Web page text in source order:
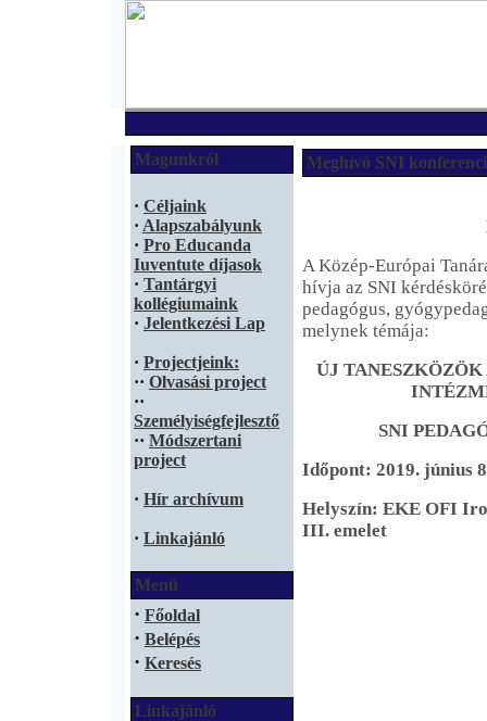
Magunkról
· Céljaink
· Alapszabályunk
· Pro Educanda
Iuventute díjasok
· Tantárgyi
kollégiumaink
· Jelentkezési Lap
· Projectjeink:
·· Olvasási project
··
Személyiségfejlesztő
·· Módszertani
project
· Hír archívum
· Linkajánló
Menü
· Főoldal
· Belépés
· Keresés
Linkajánló
Meghívó SNI
A Közép-Európai
hívja az SNI
pedagógus,
melynek témája:
ÚJ
SNI
Időpont: 2019. június
Helyszín: EKE OFI
III. emelet